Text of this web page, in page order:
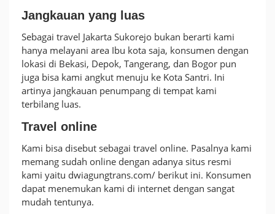
Jangkauan yang luas
Sebagai travel Jakarta Sukorejo bukan berarti kami
hanya melayani area Ibu kota saja, konsumen dengan
lokasi di Bekasi, Depok, Tangerang, dan Bogor pun
juga bisa kami angkut menuju ke Kota Santri. Ini
artinya jangkauan penumpang di tempat kami
terbilang luas.
Travel online
Kami bisa disebut sebagai travel online. Pasalnya kami
memang sudah online dengan adanya situs resmi
kami yaitu dwiagungtrans.com/ berikut ini. Konsumen
dapat menemukan kami di internet dengan sangat
mudah tentunya.